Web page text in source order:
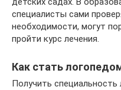
специалисты сами
необходимости, могут
пройти курс лечения.
Как стать
Получить